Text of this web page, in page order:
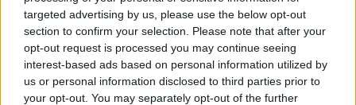
targeted advertising by us, please use the below opt-out
section to confirm your selection. Please note that after your
opt-out request is processed you may continue seeing
interest-based ads based on personal information utilized by
us or personal information disclosed to third parties prior to
your opt-out. You may separately opt-out of the further